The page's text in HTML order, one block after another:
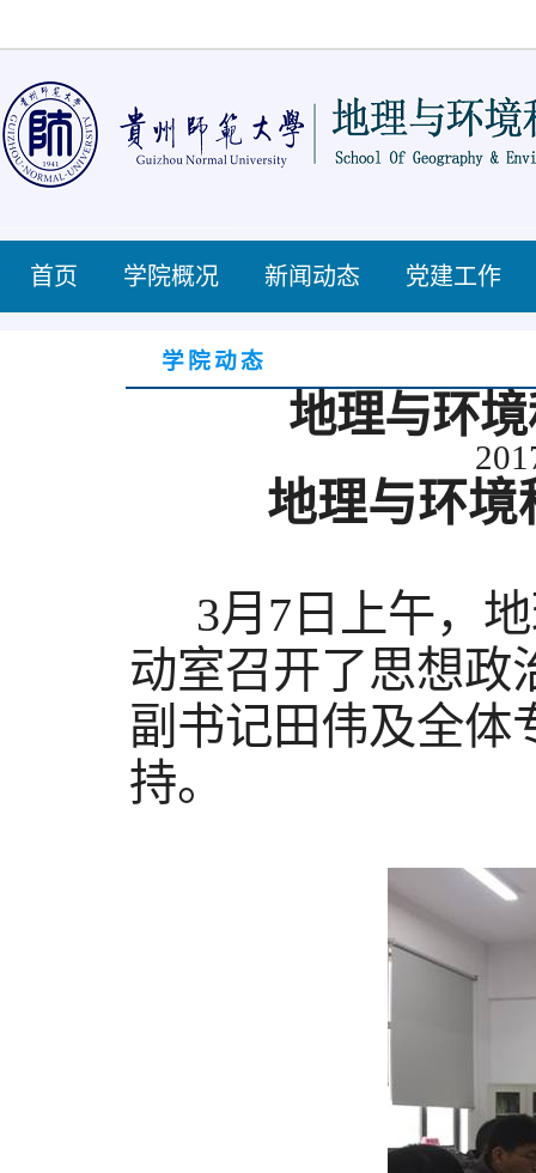
首页 学院概况 新闻动态 党建工作
学院动态
地理与环
地理与环境
3月 7 日上午，
动室召开了思想政
副书记田伟及全体
持。